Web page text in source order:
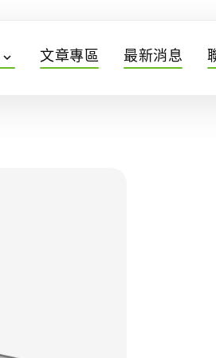
expand_more 文章專區 最新消息